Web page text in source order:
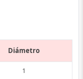
Diámetro
1